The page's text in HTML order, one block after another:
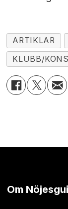
ARTIKLAR
KLUBB/
Om